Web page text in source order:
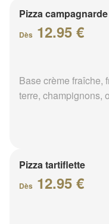
Pizza campagnarde
Dès 12.95 €
Base crème fraîche,
terre, champignons,
Pizza tartiflette
Dès 12.95 €